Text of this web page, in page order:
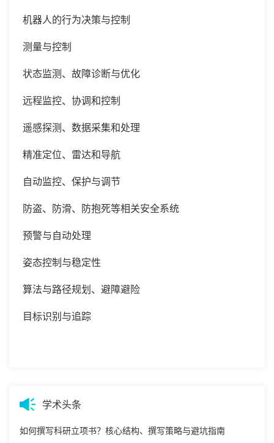
机器人的行为决策与控制
测量与控制
状态监测、故障诊断与优化
远程监控、协调和控制
遥感探测、数据采集和处理
精准定位、雷达和导航
自动监控、保护与调节
防盗、防滑、防抱死等相关安全系统
预警与自动处理
姿态控制与稳定性
算法与路径规划、避障避险
目标识别与追踪
学术头条
如何撰写科研立项书？核心结构、撰写策略与避坑指南